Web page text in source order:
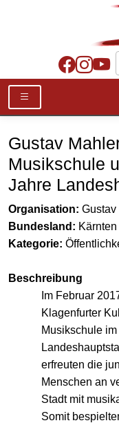
Gustav
Musikschule
Jahre
Organisation:
Bundesland: Kärnten
Kategorie:
Beschreibung
Im Februar
Klagenfurter
Musikschule
erfreuten die
Menschen an
Stadt mit
Somit